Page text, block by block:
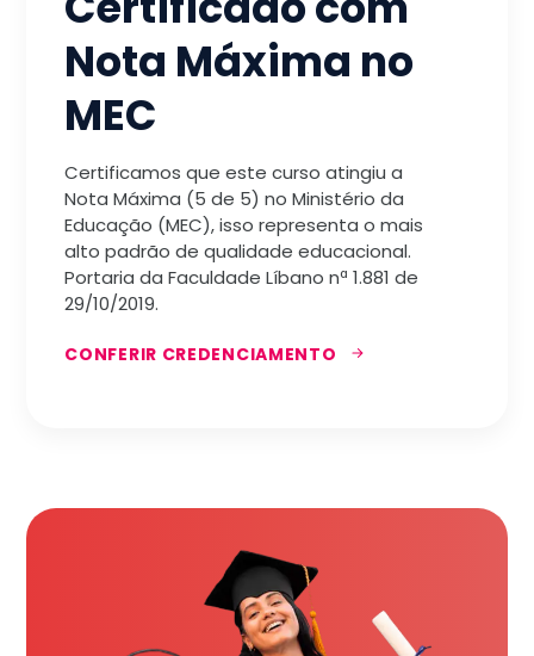
Nota Máxima no
MEC
Certificamos que este curso atingiu a
Nota Máxima (5 de 5) no Ministério da
Educação (MEC), isso representa o mais
alto padrão de qualidade educacional.
Portaria da Faculdade Líbano nª 1.881 de
29/10/2019.
CONFERIR CREDENCIAMENTO